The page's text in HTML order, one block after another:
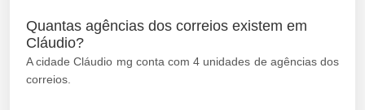
Quantas agências dos correios existem em
Cláudio?
A cidade Cláudio mg conta com 4 unidades de agências dos
correios.